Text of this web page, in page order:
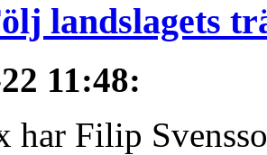
landslagets
11:48:
har Filip